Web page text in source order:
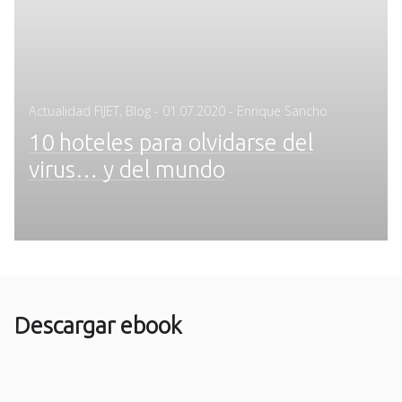
Actualidad FIJET Blog - Posted
01.07.2020 - Enrique Sancho
10 hoteles para olvidarse del
virus… y del mundo
Descargar ebook